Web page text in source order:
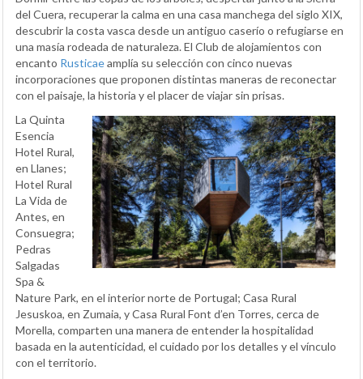
del Cuera, recuperar la calma en una casa manchega del siglo XIX,
descubrir la costa vasca desde un antiguo caserío o refugiarse en
una masía rodeada de naturaleza. El Club de alojamientos con
encanto Rusticaeamplía su selección con cinco nuevas
incorporaciones que proponen distintas maneras de reconectar
con el paisaje, la historia y el placer de viajar sin prisas.
La Quinta
Esencia
Hotel Rural,
en Llanes;
Hotel Rural
La Vida de
Antes, en
Consuegra;
Pedras
Salgadas
Spa &
Nature Park, en el interior norte de Portugal; Casa Rural
Jesuskoa, en Zumaia, y Casa Rural Font d’en Torres, cerca de
Morella, comparten una manera de entender la hospitalidad
basada en la autenticidad, el cuidado por los detalles y el vínculo
con el territorio.